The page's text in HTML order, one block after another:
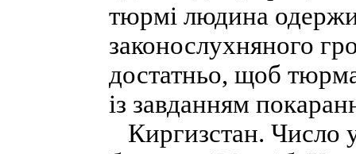
тюрмі людина
законослухняного
достатньо, щоб
із завданням
Киргизстан. Число